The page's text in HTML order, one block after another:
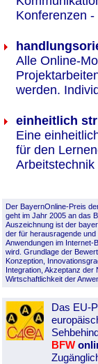
Konferenzen
Alle Online-
werden.
einheitlich
Eine
für den
Der BayernOnline-Preis
geht im Jahr 2005 an das
Auszeichnung ist der
der für herausragende und
Anwendungen im Internet-
wird. Grundlage der
Konzeption,
Integration, Akzeptanz der
Wirtschaftlichkeit der
Das EU-
BFW